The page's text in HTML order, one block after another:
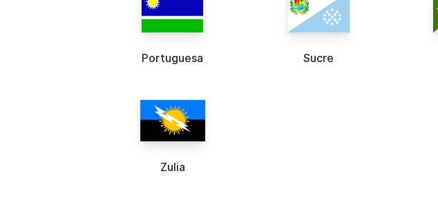
Portuguesa Sucre
Zulia